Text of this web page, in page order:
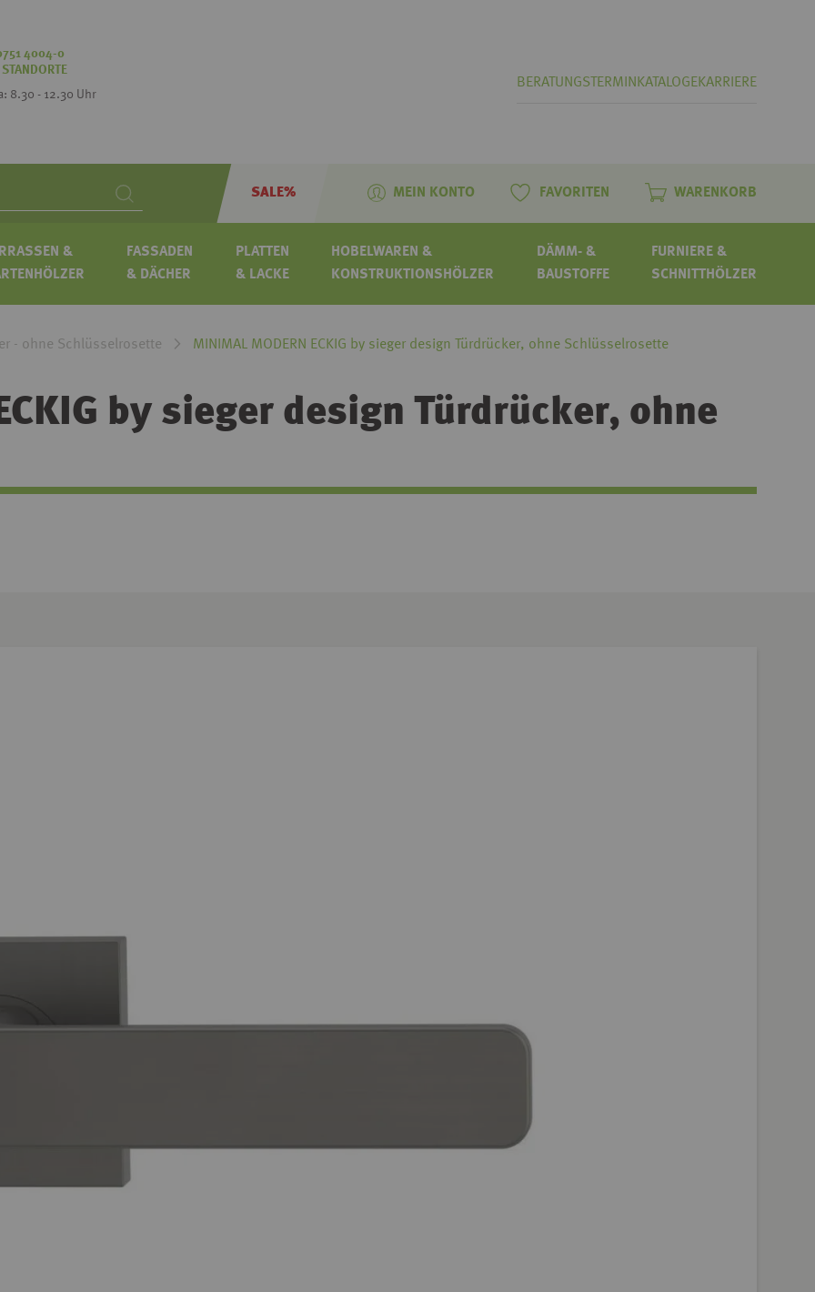
4004-0
STANDORTE
8.30 - 12.30 Uhr
BERATUNGSTERMIN KATALOGEKARRIERE
SALE% MEIN KONTO FAVORITEN WARENKORB
&
FASSADEN
& DÄCHER
PLATTEN
& LACKE
HOBELWAREN &
KONSTRUKTIONSHÖLZER
DÄMM- &
BAUSTOFFE
FURNIERE &
SCHNITTHÖLZER
- ohne Schlüsselrosette MINIMAL MODERN ECKIG by sieger design Türdrücker, ohne Schlüsselrosette
by sieger design Türdrücker, ohne